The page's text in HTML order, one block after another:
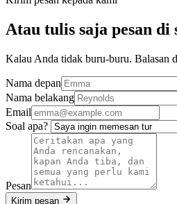
Atau tulis saja pesan di
Kalau Anda tidak buru-buru. Balasan
Nama depan
Nama belakang
Email
Soal apa?
Pesan
Kirim pesan